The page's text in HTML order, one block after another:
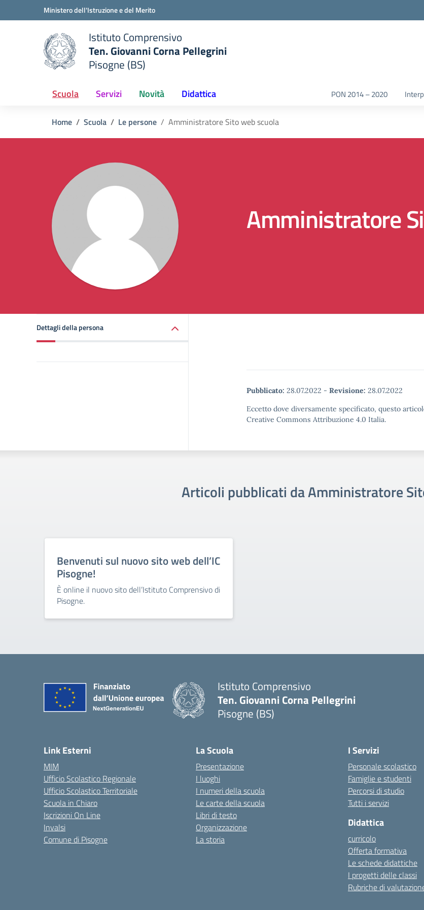
Vai ai contenuti
Vai al menu di navigazioneMinistero dell'Istruzione e del Merito
scuola
Istituto Comprensivo
Ten. Giovanni Corna Pellegrini
Pisogne (BS)
Scuola Servizi Novità Didattica PON 2014 – 2020
Home Scuola Le persone Amministratore Sito web scuola
Amministratore
Dettagli della persona
Pubblicato: 28.07.2022 - Revisione: 28.07.2022
Eccetto dove diversamente specificato, questo
Creative Commons Attribuzione 4.0 Italia.
Articoli pubblicati da Amministratore
Benvenuti sul nuovo sito web dell’IC
Pisogne!
È online il nuovo sito dell’Istituto Comprensivo di
Pisogne.
Istituto Comprensivo
Ten. Giovanni Corna Pellegrini
Pisogne (BS)
Link Esterni
MIM
Ufficio Scolastico Regionale
Ufficio Scolastico Territoriale
Scuola in Chiaro
Iscrizioni On Line
Invalsi
Comune di Pisogne
La Scuola
Presentazione
I luoghi
I numeri della scuola
Le carte della scuola
Libri di testo
Organizzazione
La storia
I Servizi
Personale scolastico
Famiglie e studenti
Percorsi di studio
Tutti i servizi
Didattica
curricolo
Offerta formativa
Le schede didattiche
I progetti delle classi
Rubriche di